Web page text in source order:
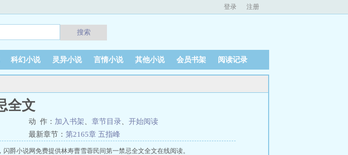
登录 注册
搜索
科幻小说 灵异小说 言情小说 其他小说 会员书架 阅读记录
全文
动 作： 加入书架 章节目录
开始阅读
最新章节： 第2165章 五指峰
爵小说网免费提供林寿曹雪蓉民间第一禁忌全文全文在线阅读。